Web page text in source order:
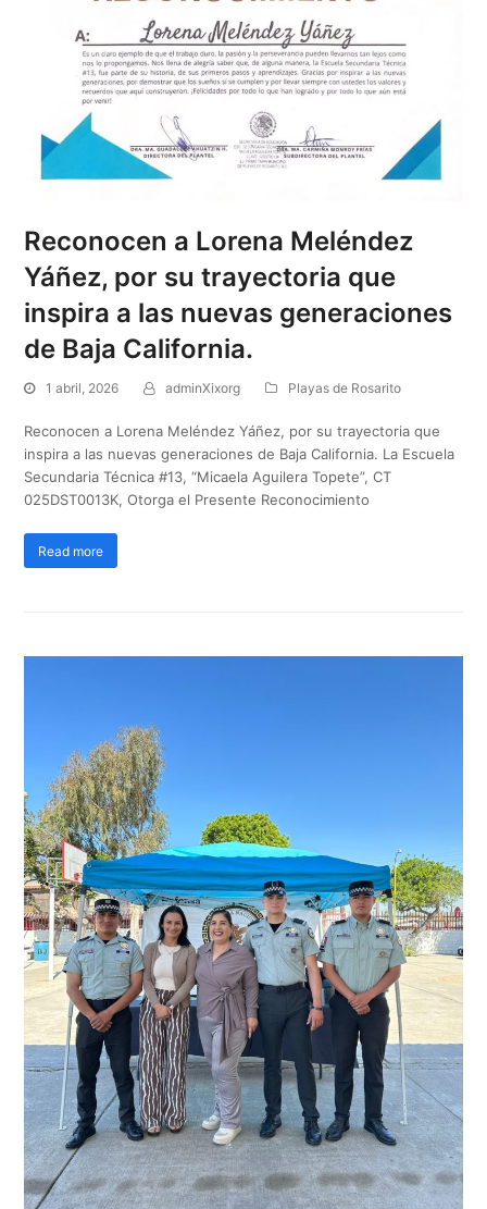
Reconocen a Lorena Meléndez
Yáñez, por su trayectoria que
inspira a las nuevas generaciones
de Baja California.
1 abril, 2026 adminXixorg Playas de Rosarito
Reconocen a Lorena Meléndez Yáñez, por su trayectoria que
inspira a las nuevas generaciones de Baja California. La Escuela
Secundaria Técnica #13, “Micaela Aguilera Topete”, CT
025DST0013K, Otorga el Presente Reconocimiento
Read more